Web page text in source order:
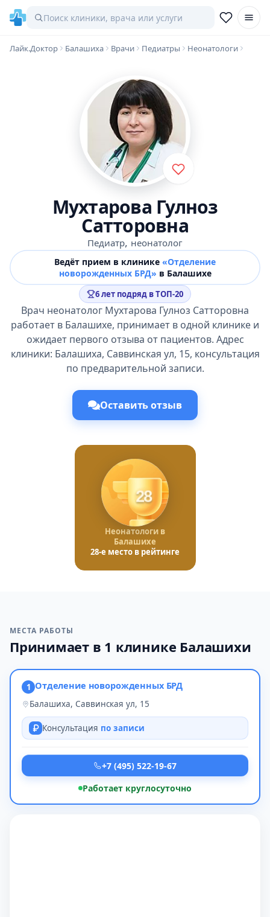
Лайк.Доктор Балашиха Врачи Педиатры Неонатологи
Мухтарова Гулноз
Сатторовна
Педиатр, неонатолог
Ведёт прием в клинике «Отделение
новорожденных БРД» в Балашихе
6 лет подряд в ТОП-20
Врач неонатолог Мухтарова Гулноз Сатторовна
работает в Балашихе, принимает в одной клинике и
ожидает первого отзыва от пациентов. Адрес
клиники: Балашиха, Саввинская ул, 15, консультация
по предварительной записи.
Оставить отзыв
28
Неонатологи в
Балашихе
28-е место в рейтинге
МЕСТА РАБОТЫ
Принимает в 1 клинике Балашихи
1 Отделение новорожденных БРД
Балашиха, Саввинская ул, 15
Консультация по записи
+7 (495) 522-19-67
Работает круглосуточно